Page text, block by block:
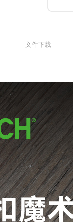
文件下载